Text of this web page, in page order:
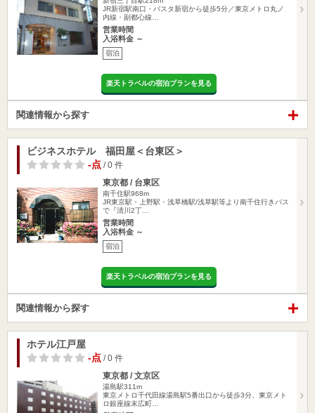
JR新宿駅南口・バスタ新宿から徒歩5分／東京メトロ丸ノ
内線・副都心線…
営業時間
入浴料金 ～
宿泊
楽天トラベルの宿泊プランを見る
関連情報から探す
ビジネスホテル 福田屋＜台東区＞
-点 / 0 件
東京都 / 台東区
南千住駅968m
JR東京駅・上野駅・浅草橋駅/浅草駅等より南千住行きバス
で『清川2丁…
営業時間
入浴料金 ～
宿泊
楽天トラベルの宿泊プランを見る
関連情報から探す
ホテル江戸屋
-点 / 0 件
東京都 / 文京区
湯島駅311m
東京メトロ千代田線湯島駅5番出口から徒歩3分、東京メト
ロ銀座線末広町…